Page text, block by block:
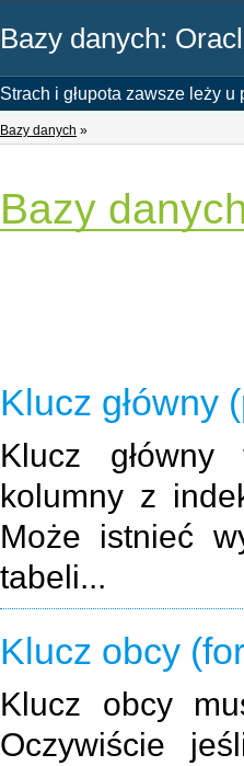
Bazy danych:
Strach i głupota zawsze leży
Bazy danych »
Bazy
Klucz główny
Klucz
kolumny z
Może istnieć
tabeli...
Klucz obcy
Klucz obcy
Oczywiście